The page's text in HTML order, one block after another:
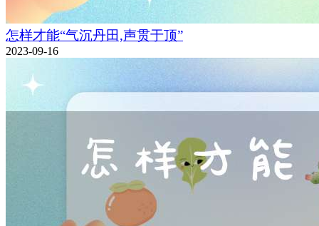
怎样才能“气沉丹田,声贯于顶”
2023-09-16